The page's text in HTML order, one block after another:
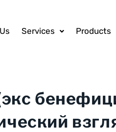
Services Products